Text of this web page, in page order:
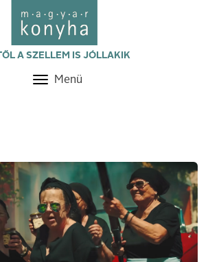
A SZELLEM IS JÓLLAKIK
Toggle
Menü